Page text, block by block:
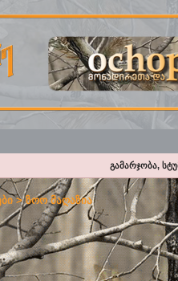
გამარჯობა,
>ზოო მაღაზია